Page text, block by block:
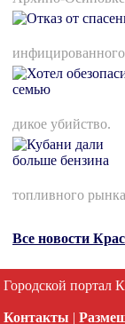
инфицированного
дикое убийство.
топливного
Все новости
Городской портал
Контакты |